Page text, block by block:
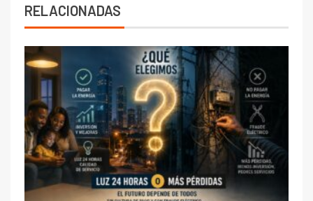
RELACIONADAS